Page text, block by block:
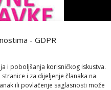
- GDPR
i poboljšanja korisničkog iskustva.
i za dijeljenje članaka na
ili povlačenje saglasnosti može